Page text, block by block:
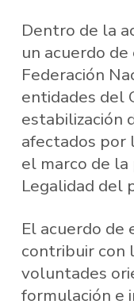
Dentro de la
un acuerdo
Federación
entidades del
estabilización
afectados por
el marco de la
Legalidad del
El acuerdo de
contribuir con
voluntades
formulación e